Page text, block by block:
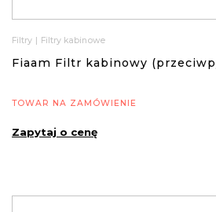
Filtry | Filtry kabinowe
Fiaam Filtr kabinowy
TOWAR NA ZAMÓWIENIE
Zapytaj o cenę